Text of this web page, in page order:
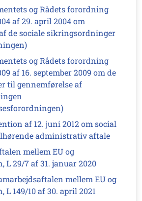
og Rådets forordning
af 29. april 2004 om
de sociale sikringsordninger
og Rådets forordning
af 16. september 2009 om de
til gennemførelse af
af 12. juni 2012 om social
administrativ aftale
mellem EU og
L 29/7 af 31. januar 2020
mellem EU og
L 149/10 af 30. april 2021